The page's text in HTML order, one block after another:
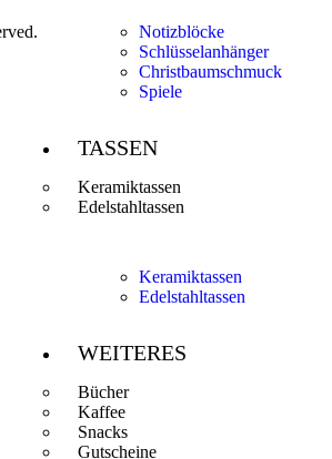
Notizblöcke
Schlüsselanhänger
Christbaumschmuck
Spiele
TASSEN
Keramiktassen
Edelstahltassen
Keramiktassen
Edelstahltassen
WEITERES
Bücher
Kaffee
Snacks
Gutscheine